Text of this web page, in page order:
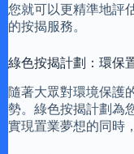
您就可以更精準地評
的按揭服務。
綠色按揭計劃：環保
隨著大眾對環境保護
勢。綠色按揭計劃為
實現置業夢想的同時